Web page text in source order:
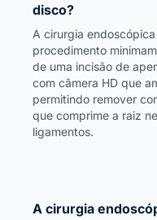
disco?
A cirurgia
procedimento
de uma incisão de
com câmera HD que
permitindo remover
que comprime a raiz
ligamentos.
A cirurgia